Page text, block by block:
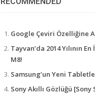
Google Çeviri Özelliğine
Tayvan’da 2014 Yılının
M8!
Samsung’un Yeni
Sony Akıllı Gözlüğü